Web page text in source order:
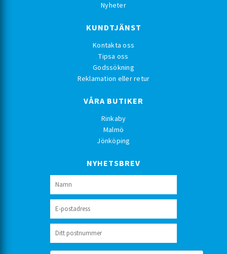
Nyheter
KUNDTJÄNST
Kontakta oss
Tipsa oss
Godssökning
Reklamation eller retur
VÅRA BUTIKER
Rinkaby
Malmö
Jönköping
NYHETSBREV